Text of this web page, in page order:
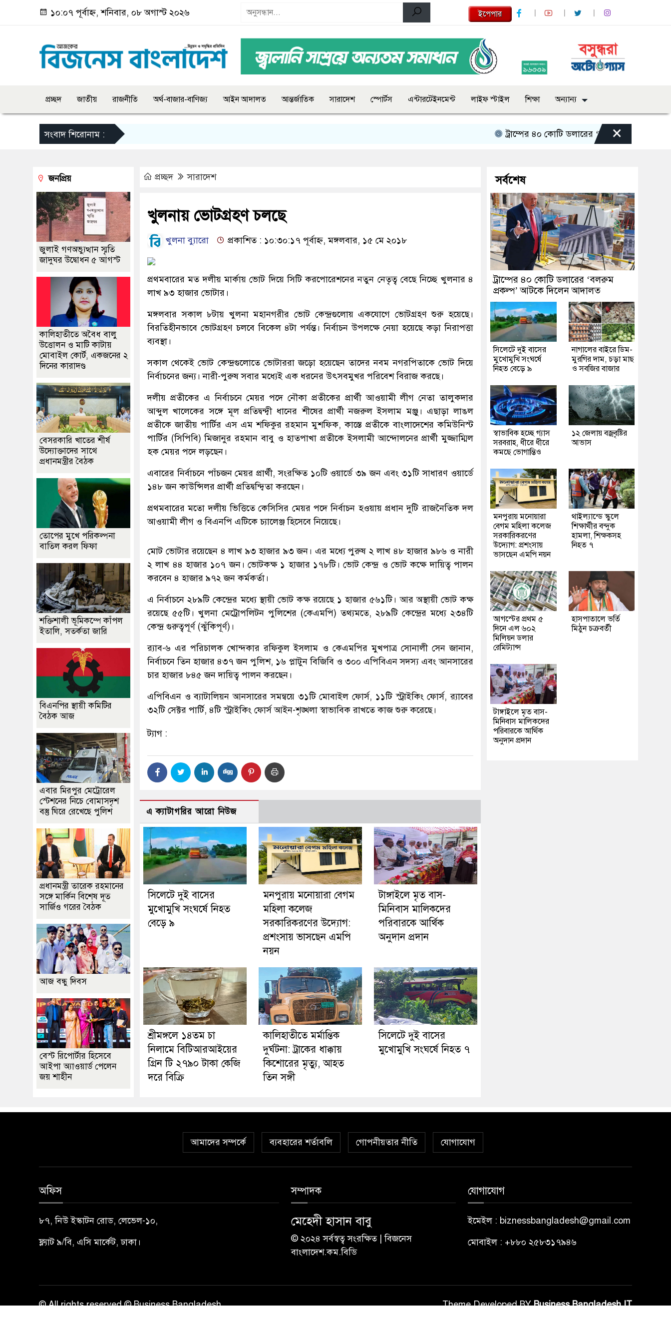
১০:০৭ পূর্বাহ্ন, শনিবার, ০৮ অগাস্ট ২০২৬ ইপেপার
প্রচ্ছদ জাতীয় রাজনীতি অর্থ-বাজার-বাণিজ্য আইন আদালত আন্তর্জাতিক সারাদেশ স্পোর্টস এন্টারটেইনমেন্ট লাইফ স্টাইল শিক্ষা অন্যান্য
সংবাদ শিরোনাম : ট্রাম্পের ৪০ কোটি ডলারের ‘বলরুম প্রকল্প’ আটকে
×
প্রচ্ছদ সারাদেশ
খুলনায় ভোটগ্রহণ চলছে
খুলনা ব্যুারো প্রকাশিত : ১০:৩০:১৭ পূর্বাহ্ন, মঙ্গলবার, ১৫ মে ২০১৮
প্রথমবারের মত দলীয় মার্কায় ভোট দিয়ে সিটি করপোরেশনের নতুন নেতৃত্ব বেছে নিচ্ছে খুলনার ৪
লাখ ৯৩ হাজার ভোটার।
মঙ্গলবার সকাল ৮টায় খুলনা মহানগরীর ভোট কেন্দ্রগুলোয় একযোগে ভোটগ্রহণ শুরু হয়েছে।
বিরতিহীনভাবে ভোটগ্রহণ চলবে বিকেল ৪টা পর্যন্ত। নির্বাচন উপলক্ষে নেয়া হয়েছে কড়া নিরাপত্তা
ব্যবস্থা।
সকাল থেকেই ভোট কেন্দ্রগুলোতে ভোটাররা জড়ো হয়েছেন তাদের নবম নগরপিতাকে ভোট দিয়ে
নির্বাচনের জন্য। নারী-পুরুষ সবার মধ্যেই এক ধরনের উৎসবমুখর পরিবেশ বিরাজ করছে।
দলীয় প্রতীকের এ নির্বাচনে মেয়র পদে নৌকা প্রতীকের প্রার্থী আওয়ামী লীগ নেতা তালুকদার
আব্দুল খালেকের সঙ্গে মূল প্রতিদ্বন্দ্বী ধানের শীষের প্রার্থী নজরুল ইসলাম মঞ্জু। এছাড়া লাঙল
প্রতীকে জাতীয় পার্টির এস এম শফিকুর রহমান মুশফিক, কাস্তে প্রতীকে বাংলাদেশের কমিউনিস্ট
পার্টির (সিপিবি) মিজানুর রহমান বাবু ও হাতপাখা প্রতীকে ইসলামী আন্দোলনের প্রার্থী মুজ্জাম্মিল
হক মেয়র পদে লড়ছেন।
এবারের নির্বাচনে পাঁচজন মেয়র প্রার্থী, সংরক্ষিত ১০টি ওয়ার্ডে ৩৯ জন এবং ৩১টি সাধারণ ওয়ার্ডে
১৪৮ জন কাউন্সিলর প্রার্থী প্রতিদ্বন্দ্বিতা করছেন।
প্রথমবারের মতো দলীয় ভিত্তিতে কেসিসির মেয়র পদে নির্বাচন হওয়ায় প্রধান দুটি রাজনৈতিক দল
আওয়ামী লীগ ও বিএনপি এটিকে চ্যালেঞ্জ হিসেবে নিয়েছে।
মোট ভোটার রয়েছেন ৪ লাখ ৯৩ হাজার ৯৩ জন। এর মধ্যে পুরুষ ২ লাখ ৪৮ হাজার ৯৮৬ ও নারী
২ লাখ ৪৪ হাজার ১০৭ জন। ভোটকক্ষ ১ হাজার ১৭৮টি। ভোট কেন্দ্র ও ভোট কক্ষে দায়িত্ব পালন
করবেন ৪ হাজার ৯৭২ জন কর্মকর্তা।
এ নির্বাচনে ২৮৯টি কেন্দ্রের মধ্যে স্থায়ী ভোট কক্ষ রয়েছে ১ হাজার ৫৬১টি। আর অস্থায়ী ভোট কক্ষ
রয়েছে ৫৫টি। খুলনা মেট্রোপলিটন পুলিশের (কেএমপি) তথ্যমতে, ২৮৯টি কেন্দ্রের মধ্যে ২৩৪টি
কেন্দ্র গুরুত্বপূর্ণ (ঝুঁকিপূর্ণ)।
র‌্যাব-৬ এর পরিচালক খোন্দকার রফিকুল ইসলাম ও কেএমপির মুখপাত্র সোনালী সেন জানান,
নির্বাচনে তিন হাজার ৪৩৭ জন পুলিশ, ১৬ প্লাটুন বিজিবি ও ৩০০ এপিবিএন সদস্য এবং আনসারের
চার হাজার ৮৪৫ জন দায়িত্ব পালন করছেন।
এপিবিএন ও ব্যাটালিয়ন আনসারের সমন্বয়ে ৩১টি মোবাইল ফোর্স, ১১টি স্ট্রাইকিং ফোর্স, র‌্যাবের
৩২টি সেক্টর পার্টি, ৪টি স্ট্রাইকিং ফোর্স আইন-শৃঙ্খলা স্বাভাবিক রাখতে কাজ শুরু করেছে।
ট্যাগ :
এ ক্যাটাগরির আরো নিউজ
সিলেটে দুই বাসের
মুখোমুখি সংঘর্ষে নিহত
বেড়ে ৯
মনপুরায় মনোয়ারা বেগম
মহিলা কলেজ
সরকারিকরণের উদ্যোগ:
প্রশংসায় ভাসছেন এমপি
নয়ন
টাঙ্গাইলে মৃত বাস-
মিনিবাস মালিকদের
পরিবারকে আর্থিক
অনুদান প্রদান
শ্রীমঙ্গলে ১৪তম চা
নিলামে বিটিআরআইয়ের
গ্রিন টি ২৭৯০ টাকা কেজি
দরে বিক্রি
কালিহাতীতে মর্মান্তিক
দুর্ঘটনা: ট্রাকের ধাক্কায়
কিশোরের মৃত্যু, আহত
তিন সঙ্গী
সিলেটে দুই বাসের
মুখোমুখি সংঘর্ষে নিহত ৭
জনপ্রিয়
জুলাই গণঅভ্যুত্থান স্মৃতি
জাদুঘর উদ্বোধন ৫ আগস্ট
কালিহাতীতে অবৈধ বালু
উত্তোলন ও মাটি কাটায়
মোবাইল কোর্ট, একজনের ২
দিনের কারাদণ্ড
বেসরকারি খাতের শীর্ষ
উদ্যোক্তাদের সাথে
প্রধানমন্ত্রীর বৈঠক
তোপের মুখে পরিকল্পনা
বাতিল করল ফিফা
শক্তিশালী ভূমিকম্পে কাঁপল
ইতালি, সতর্কতা জারি
বিএনপির স্থায়ী কমিটির
বৈঠক আজ
এবার মিরপুর মেট্রোরেল
স্টেশনের নিচে বোমাসদৃশ
বস্তু ঘিরে রেখেছে পুলিশ
প্রধানমন্ত্রী তারেক রহমানের
সঙ্গে মার্কিন বিশেষ দূত
সার্জিও গরের বৈঠক
আজ বন্ধু দিবস
বেস্ট রিপোর্টার হিসেবে
আইপা অ্যাওয়ার্ড পেলেন
জয় শাহীন
সর্বশেষ
ট্রাম্পের ৪০ কোটি ডলারের ‘বলরুম
প্রকল্প’ আটকে দিলেন আদালত
সিলেটে দুই বাসের
মুখোমুখি সংঘর্ষে
নিহত বেড়ে ৯
নাগালের বাইরে ডিম-
মুরগির দাম, চড়া মাছ
ও সবজির বাজার
স্বাভাবিক হচ্ছে গ্যাস
সরবরাহ, ধীরে ধীরে
কমছে ভোগান্তিও
১২ জেলায় বজ্রবৃষ্টির
আভাস
মনপুরায় মনোয়ারা
বেগম মহিলা কলেজ
সরকারিকরণের
উদ্যোগ: প্রশংসায়
ভাসছেন এমপি নয়ন
থাইল্যান্ডে স্কুলে
শিক্ষার্থীর বন্দুক
হামলা, শিক্ষকসহ
নিহত ৭
আগস্টের প্রথম ৫
দিনে এল ৬০২
মিলিয়ন ডলার
রেমিট্যান্স
হাসপাতালে ভর্তি
মিঠুন চক্রবর্তী
টাঙ্গাইলে মৃত বাস-
মিনিবাস মালিকদের
পরিবারকে আর্থিক
অনুদান প্রদান
আমাদের সম্পর্কে ব্যবহারের শর্তাবলি গোপনীয়তার নীতি যোগাযোগ
অফিস
৮৭, নিউ ইস্কাটন রোড, লেভেল-১০,
ফ্ল্যাট ৯/বি, এসি মার্কেট, ঢাকা।
সম্পাদক
মেহেদী হাসান বাবু
© ২০২৪ সর্বস্বত্ব সংরক্ষিত | বিজনেস
বাংলাদেশ.কম.বিডি
যোগাযোগ
ইমেইল : biznessbangladesh@gmail.com
মোবাইল : +৮৮০ ২৫৮৩১৭৯৪৬
© All rights reserved © Business Bangladesh Theme Developed BYBusiness Bangladesh IT